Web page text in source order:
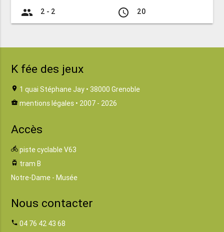
group 2 - 2 access_time 20
K fée des jeux
location_on 1 quai Stéphane Jay • 38000 Grenoble
business_center mentions légales • 2007 - 2026
Accès
directions_bike piste cyclable V63
tram tram B
Notre-Dame - Musée
Nous contacter
phone 04 76 42 43 68